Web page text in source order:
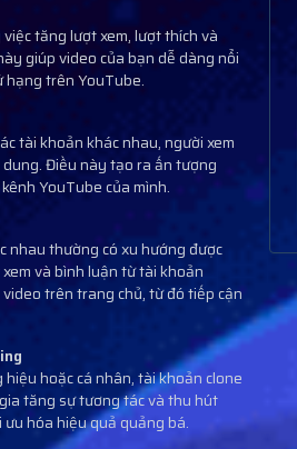
tăng lượt xem, lượt thích và
giúp video của bạn dễ dàng nổi
hạng trên YouTube.
tài khoản khác nhau, người xem
Điều này tạo ra ấn tượng
YouTube của mình.
nhau thường có xu hướng được
và bình luận từ tài khoản
trên trang chủ, từ đó tiếp cận
hoặc cá nhân, tài khoản clone
tăng sự tương tác và thu hút
hóa hiệu quả quảng bá.